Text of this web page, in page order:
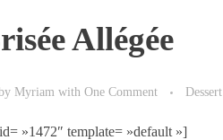
Allégée
Myriam with One Comment Dessert
»1472″ template= »default »]